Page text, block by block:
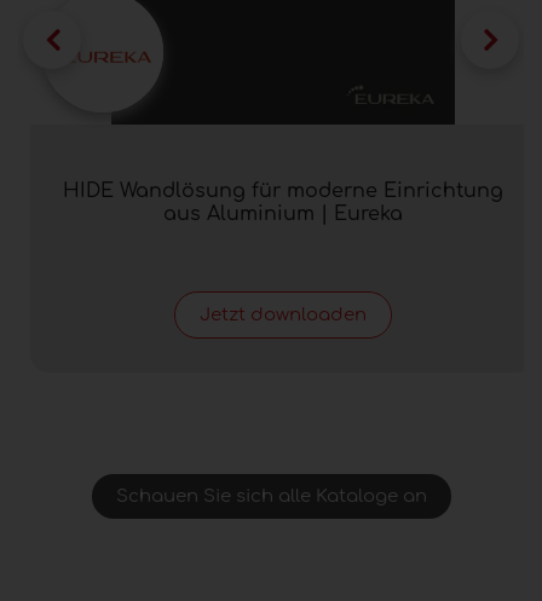
HIDE Wandlösung für moderne Einrichtung
aus Aluminium | Eureka
Jetzt downloaden
Schauen Sie sich alle Kataloge an